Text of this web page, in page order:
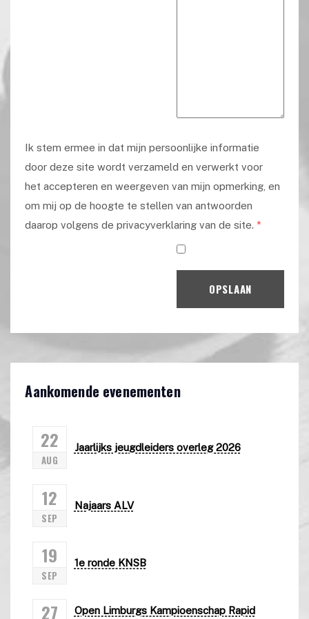
Ik stem ermee in dat mijn persoonlijke informatie
door deze site wordt verzameld en verwerkt voor
het accepteren en weergeven van mijn opmerking, en
om mij op de hoogte te stellen van antwoorden
daarop volgens de privacyverklaring van de site. *
OPSLAAN
Aankomende evenementen
22
AUG
Jaarlijks jeugdleiders overleg 2026
12
SEP
Najaars ALV
19
SEP
1e ronde KNSB
27 Open Limburgs Kampioenschap Rapid